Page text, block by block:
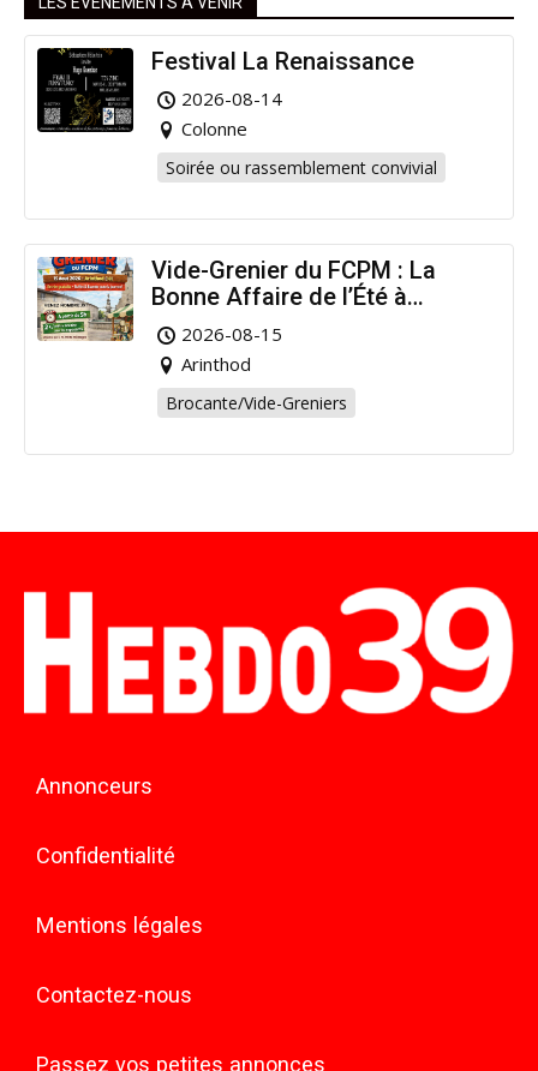
Festival La Renaissance
2026-08-14
Colonne
Soirée ou rassemblement convivial
Vide-Grenier du FCPM : La
Bonne Affaire de l’Été à
Arinthod !
2026-08-15
Arinthod
Brocante/Vide-Greniers